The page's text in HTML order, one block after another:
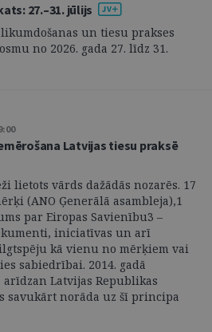
27.–31. jūlijs
un tiesu prakses
no 2026. gada 27. līdz 31.
Latvijas tiesu praksē
lietots vārds dažādās nozarēs. 17
(ANO Ģenerālā asambleja),1
par Eiropas Savienību3 –
iniciatīvas un arī
kā vienu no mērķiem vai
sabiedrībai. 2014. gadā
Latvijas Republikas
savukārt norāda uz šī principa